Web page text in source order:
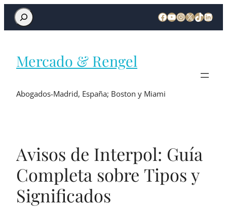
Mercado & Rengel
Abogados-Madrid, España; Boston y Miami
Avisos de Interpol: Guía
Completa sobre Tipos y
Significados